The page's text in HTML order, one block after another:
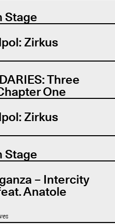
Stage
Zirkus
Three
One
Zirkus
Stage
– Intercity
Anatole